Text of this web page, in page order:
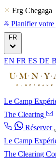
Erg Chegaga
Planifier votre
FR
EN FR ES DE
Le Camp
The Clearing
Réserver
Le Camp
The Clearing